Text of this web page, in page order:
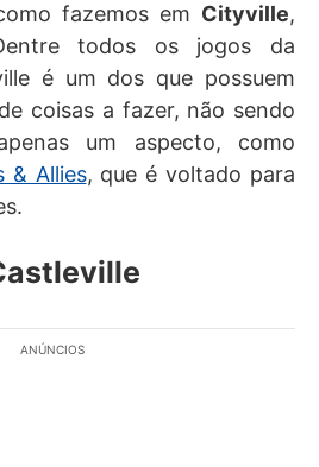
fazemos em Cityville,
todos os jogos da
é um dos que possuem
coisas a fazer, não sendo
um aspecto, como
& Allies, que é voltado para
ANÚNCIOS